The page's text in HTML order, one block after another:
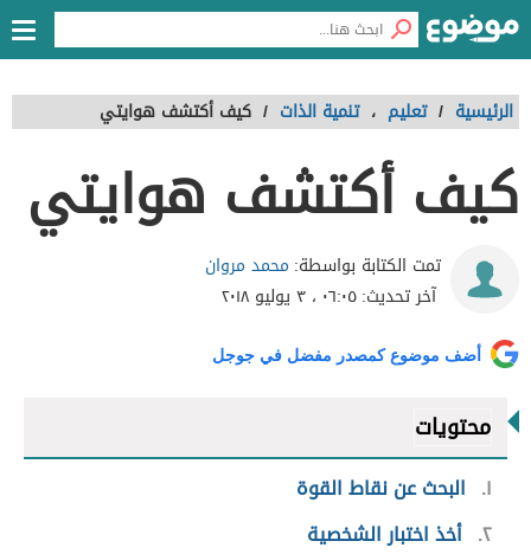
الرئيسية / تعليم ، تنمية الذات / كيف أكتشف هوايتي
كيف أكتشف هوايتي
تمت الكتابة بواسطة: محمد مروان
آخر تحديث:٠٦:٠٥ ، ٣ يوليو ٢٠١٨
أضف موضوع كمصدر مفضل في جوجل
محتويات
١
البحث عن نقاط القوة
٢ أخذ اختبار الشخصية